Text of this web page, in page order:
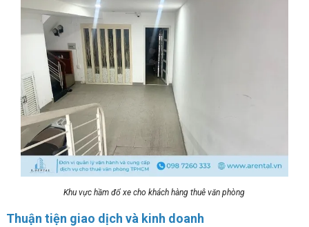
Khu vực hầm đổ xe cho khách hàng thuê văn phòng
Thuận tiện giao dịch và kinh doanh